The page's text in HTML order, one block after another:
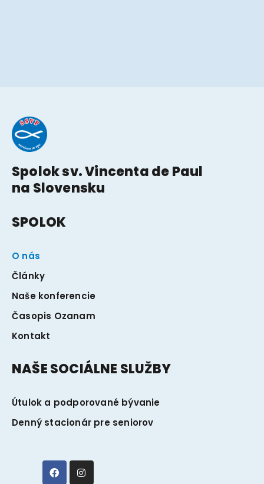
Spolok sv. Vincenta de Paul
na Slovensku
SPOLOK
O nás
Články
Naše konferencie
Časopis Ozanam
Kontakt
NAŠE SOCIÁLNE SLUŽBY
Útulok a podporované bývanie
Denný stacionár pre seniorov